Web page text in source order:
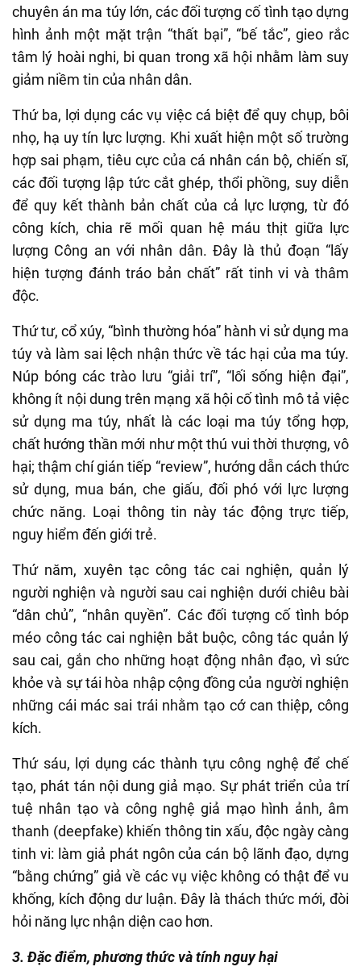
chuyên án ma túy lớn, các đối tượng cố tình tạo dựng
hình ảnh một mặt trận “thất bại”, “bế tắc”, gieo rắc
tâm lý hoài nghi, bi quan trong xã hội nhằm làm suy
giảm niềm tin của nhân dân.
Thứ ba, lợi dụng các vụ việc cá biệt để quy chụp, bôi
nhọ, hạ uy tín lực lượng. Khi xuất hiện một số trường
hợp sai phạm, tiêu cực của cá nhân cán bộ, chiến sĩ,
các đối tượng lập tức cắt ghép, thổi phồng, suy diễn
để quy kết thành bản chất của cả lực lượng, từ đó
công kích, chia rẽ mối quan hệ máu thịt giữa lực
lượng Công an với nhân dân. Đây là thủ đoạn “lấy
hiện tượng đánh tráo bản chất” rất tinh vi và thâm
độc.
Thứ tư, cổ xúy, “bình thường hóa” hành vi sử dụng ma
túy và làm sai lệch nhận thức về tác hại của ma túy.
Núp bóng các trào lưu “giải trí”, “lối sống hiện đại”,
không ít nội dung trên mạng xã hội cố tình mô tả việc
sử dụng ma túy, nhất là các loại ma túy tổng hợp,
chất hướng thần mới như một thú vui thời thượng, vô
hại; thậm chí gián tiếp “review”, hướng dẫn cách thức
sử dụng, mua bán, che giấu, đối phó với lực lượng
chức năng. Loại thông tin này tác động trực tiếp,
nguy hiểm đến giới trẻ.
Thứ năm, xuyên tạc công tác cai nghiện, quản lý
người nghiện và người sau cai nghiện dưới chiêu bài
“dân chủ”, “nhân quyền”. Các đối tượng cố tình bóp
méo công tác cai nghiện bắt buộc, công tác quản lý
sau cai, gắn cho những hoạt động nhân đạo, vì sức
khỏe và sự tái hòa nhập cộng đồng của người nghiện
những cái mác sai trái nhằm tạo cớ can thiệp, công
kích.
Thứ sáu, lợi dụng các thành tựu công nghệ để chế
tạo, phát tán nội dung giả mạo. Sự phát triển của trí
tuệ nhân tạo và công nghệ giả mạo hình ảnh, âm
thanh (deepfake) khiến thông tin xấu, độc ngày càng
tinh vi: làm giả phát ngôn của cán bộ lãnh đạo, dựng
“bằng chứng” giả về các vụ việc không có thật để vu
khống, kích động dư luận. Đây là thách thức mới, đòi
hỏi năng lực nhận diện cao hơn.
3. Đặc điểm, phương thức và tính nguy hại